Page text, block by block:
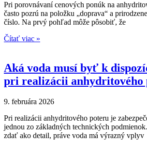
Pri porovnávaní cenových ponúk na
často pozrú na položku „doprava“ a
číslo. Na prvý pohľad môže pôsobiť, že
Čítať viac »
Aká voda musí byť k
pri realizácii anhydritového
9. februára 2026
Pri realizácii anhydritového poteru je
jednou zo základných technických
zdať ako detail, práve voda má výrazný vplyv